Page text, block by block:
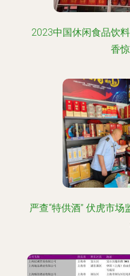
2023中国休闲食品饮
香
严查“特供酒” 伏虎市